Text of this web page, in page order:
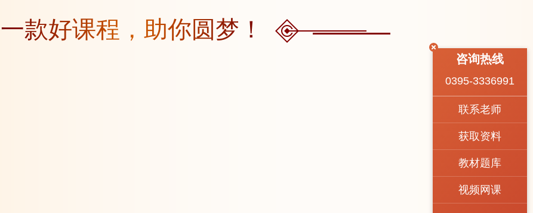
一款好课程，助你圆梦！
咨询热线
0395-3336991
联系老师
获取资料
教材题库
视频网课